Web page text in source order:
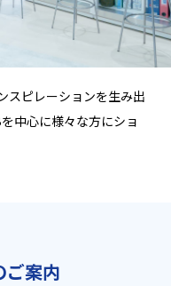
スピレーションを生み出
中心に様々な方にショ
ご案内